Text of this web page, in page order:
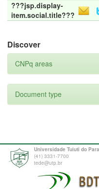
???jsp.display-
item.social.title???
Discover
CNPq areas
Document type
Universidade Tuiuti do
(41) 3331-7700
tede@utp.br